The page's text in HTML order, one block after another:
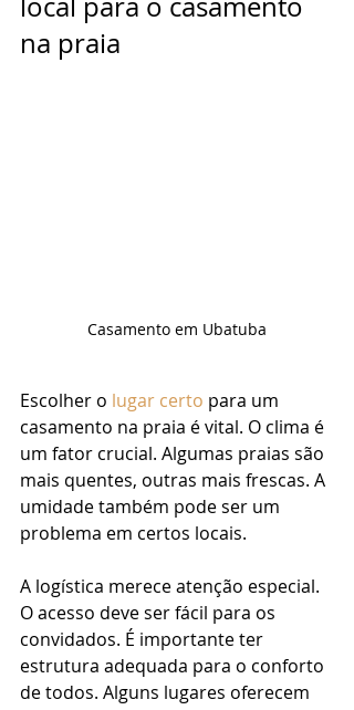
na praia
Casamento em Ubatuba
Escolher o lugar certo para um
casamento na praia é vital. O clima é
um fator crucial. Algumas praias são
mais quentes, outras mais frescas. A
umidade também pode ser um
problema em certos locais.
A logística merece atenção especial.
O acesso deve ser fácil para os
convidados. É importante ter
estrutura adequada para o conforto
de todos. Alguns lugares oferecem